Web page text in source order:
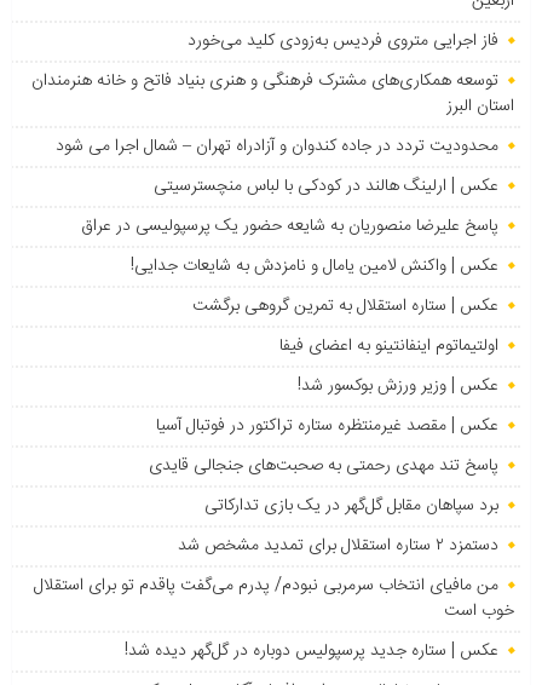
فاز اجرایی متروی فردیس به‌زودی کلید می‌خورد
توسعه همکاری‌های مشترک فرهنگی و هنری بنیاد فاتح و خانه هنرمندان
استان البرز
محدودیت تردد در جاده کندوان و آزادراه تهران – شمال اجرا می شود
عکس | ارلینگ هالند در کودکی با لباس منچسترسیتی
پاسخ علیرضا منصوریان به شایعه حضور یک پرسپولیسی در عراق
عکس | واکنش لامین یامال و نامزدش به شایعات جدایی!
عکس | ستاره استقلال به تمرین گروهی برگشت
اولتیماتوم اینفانتینو به اعضای فیفا
عکس | وزیر ورزش بوکسور شد!
عکس | مقصد غیرمنتظره ستاره تراکتور در فوتبال آسیا
پاسخ تند مهدی رحمتی به صحبت‌های جنجالی قایدی
برد سپاهان مقابل گل‌گهر در یک بازی تدارکاتی
دستمزد ۲ ستاره استقلال برای تمدید مشخص شد
من مافیای انتخاب سرمربی نبودم/ پدرم می‌گفت پاقدم تو برای استقلال
خوب است
عکس | ستاره جدید پرسپولیس دوباره در گل‌گهر دیده شد!